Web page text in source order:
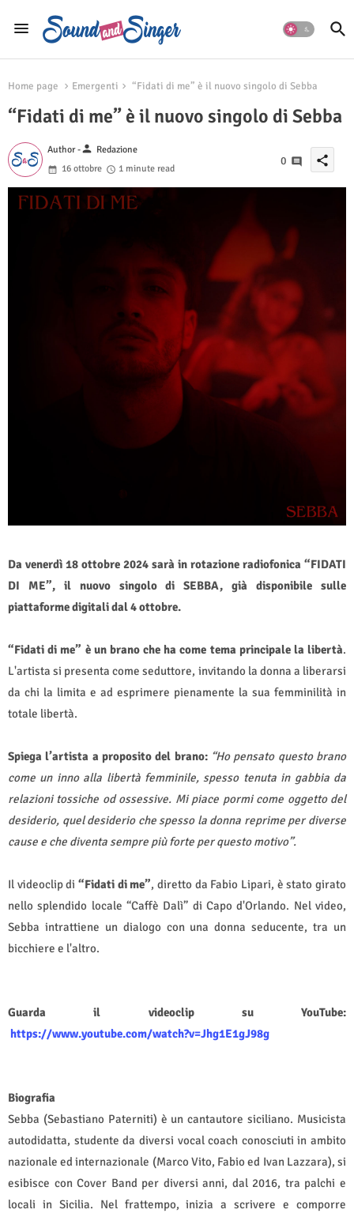
Home page Emergenti “Fidati di me” è il nuovo singolo di Sebba
“Fidati di me” è il nuovo singolo di Sebba
Author -person Redazione
16 ottobre
1 minute read
0 share
Da venerdì 18 ottobre 2024 sarà in rotazione radiofonica “FIDATI
DI ME”, il nuovo singolo di SEBBA, già disponibile sulle
piattaforme digitali dal 4 ottobre.
“Fidati di me” è un brano che ha come tema principale la libertà.
L'artista si presenta come seduttore, invitando la donna a liberarsi
da chi la limita e ad esprimere pienamente la sua femminilità in
totale libertà.
Spiega l’artista a proposito del brano: “Ho pensato questo brano
come un inno alla libertà femminile, spesso tenuta in gabbia da
relazioni tossiche od ossessive. Mi piace pormi come oggetto del
desiderio, quel desiderio che spesso la donna reprime per diverse
cause e che diventa sempre più forte per questo motivo”.
Il videoclip di “Fidati di me”, diretto da Fabio Lipari, è stato girato
nello splendido locale “Caffè Dalì” di Capo d'Orlando. Nel video,
Sebba intrattiene un dialogo con una donna seducente, tra un
bicchiere e l'altro.
Guarda il videoclip su YouTube:
https://www.youtube.com/watch?v=Jhg1E1gJ98g
Biografia
Sebba (Sebastiano Paterniti) è un cantautore siciliano. Musicista
autodidatta, studente da diversi vocal coach conosciuti in ambito
nazionale ed internazionale (Marco Vito, Fabio ed Ivan Lazzara), si
esibisce con Cover Band per diversi anni, dal 2016, tra palchi e
locali in Sicilia. Nel frattempo, inizia a scrivere e comporre